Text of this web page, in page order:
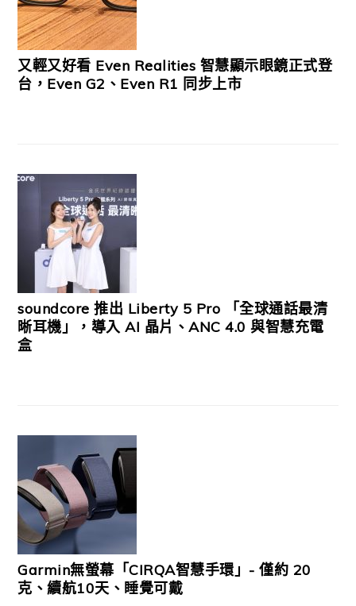
又輕又好看 Even Realities 智慧顯示眼鏡正式登
台，Even G2、Even R1 同步上市
soundcore 推出 Liberty 5 Pro 「全球通話最清
晰耳機」，導入 AI 晶片、ANC 4.0 與智慧充電
盒
Garmin無螢幕「CIRQA智慧手環」- 僅約 20
克、續航10天、睡覺可戴